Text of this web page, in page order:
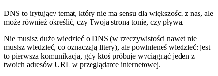
DNS to irytujący temat, który nie ma sensu dla większości z nas, ale
może również określić, czy Twoja strona tonie, czy pływa.
Nie musisz dużo wiedzieć o DNS (w rzeczywistości nawet nie
musisz wiedzieć, co oznaczają litery), ale powinieneś wiedzieć: jest
to pierwsza komunikacja, gdy ktoś próbuje wyciągnąć jeden z
twoich adresów URL w przeglądarce internetowej.